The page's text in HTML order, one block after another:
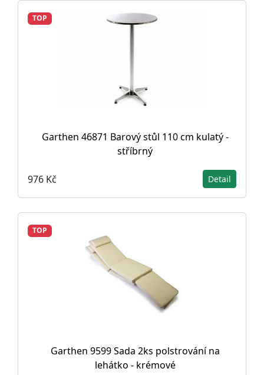
TOP
Garthen 46871 Barový stůl 110 cm kulatý -
stříbrný
976 Kč Detail
TOP
Garthen 9599 Sada 2ks polstrování na
lehátko - krémové